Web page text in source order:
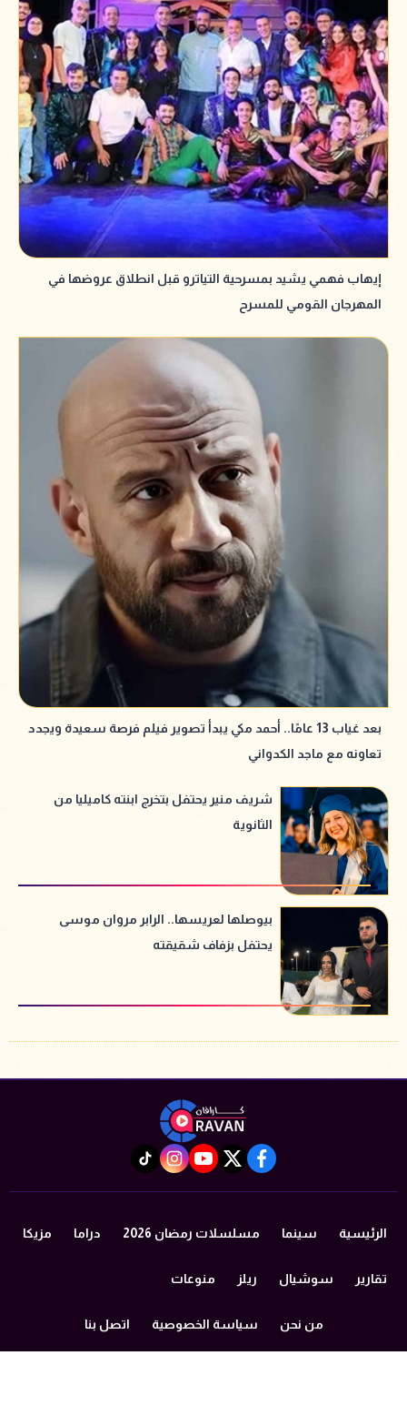
إيهاب فهمي يشيد بمسرحية التياترو قبل انطلاق عروضها في
المهرجان القومي للمسرح
بعد غياب 13 عامًا.. أحمد مكي يبدأ تصوير فيلم فرصة سعيدة ويجدد
تعاونه مع ماجد الكدواني
شريف منير يحتفل بتخرج ابنته كاميليا من
الثانوية
بيوصلها لعريسها.. الرابر مروان موسى
يحتفل بزفاف شقيقته
facebook
twitter
youtube
instagram
tiktok
الرئيسية سينما مسلسلات رمضان 2026 دراما مزيكا
تقارير سوشيال ريلز منوعات
من نحن سياسة الخصوصية اتصل بنا